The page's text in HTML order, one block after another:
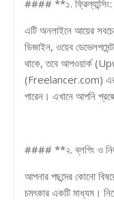
#### **১. ফ্রিল্যান্সিং:
এটি অনলাইনে আয়ের
ডিজাইন, ওয়েব
থাকে, তবে আপওয়ার্ক
(Freelancer.com) এর
পারেন। এখানে আপনি
#### **২. ব্লগিং ও
আপনার পছন্দের কোনো
চমৎকার একটি মাধ্যম।